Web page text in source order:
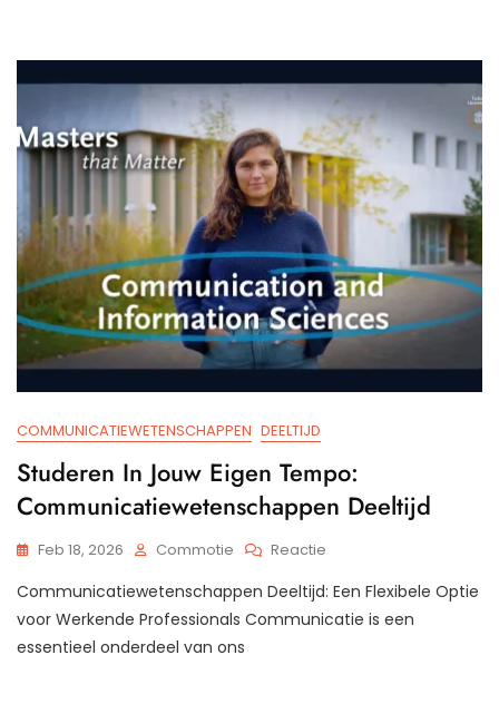
Een
Nieuwe
Dimensie
Van
Verbinding
COMMUNICATIEWETENSCHAPPEN DEELTIJD
Studeren In Jouw Eigen Tempo:
Communicatiewetenschappen Deeltijd
Feb 18, 2026 Commotie Reactie
In
Jouw
Communicatiewetenschappen Deeltijd: Een Flexibele Optie
voor Werkende Professionals Communicatie is een
essentieel onderdeel van ons